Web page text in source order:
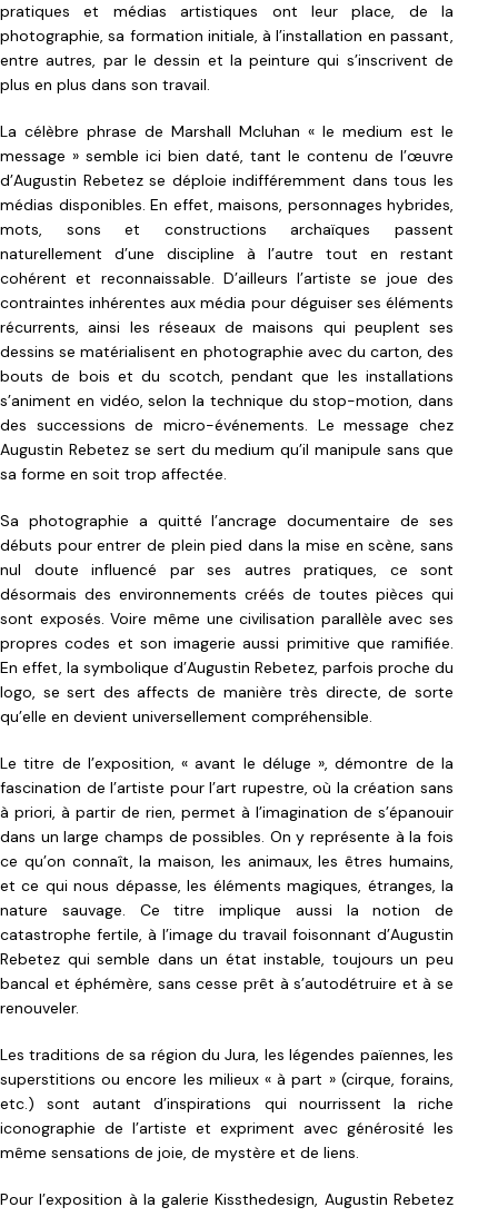
pratiques et médias artistiques ont leur place, de la
photographie, sa formation initiale, à l’installation en passant,
entre autres, par le dessin et la peinture qui s’inscrivent de
plus en plus dans son travail.
La célèbre phrase de Marshall Mcluhan « le medium est le
message » semble ici bien daté, tant le contenu de l’œuvre
d’Augustin Rebetez se déploie indifféremment dans tous les
médias disponibles. En effet, maisons, personnages hybrides,
mots, sons et constructions archaïques passent
naturellement d’une discipline à l’autre tout en restant
cohérent et reconnaissable. D’ailleurs l’artiste se joue des
contraintes inhérentes aux média pour déguiser ses éléments
récurrents, ainsi les réseaux de maisons qui peuplent ses
dessins se matérialisent en photographie avec du carton, des
bouts de bois et du scotch, pendant que les installations
s’animent en vidéo, selon la technique du stop-motion, dans
des successions de micro-événements. Le message chez
Augustin Rebetez se sert du medium qu’il manipule sans que
sa forme en soit trop affectée.
Sa photographie a quitté l’ancrage documentaire de ses
débuts pour entrer de plein pied dans la mise en scène, sans
nul doute influencé par ses autres pratiques, ce sont
désormais des environnements créés de toutes pièces qui
sont exposés. Voire même une civilisation parallèle avec ses
propres codes et son imagerie aussi primitive que ramifiée.
En effet, la symbolique d’Augustin Rebetez, parfois proche du
logo, se sert des affects de manière très directe, de sorte
qu’elle en devient universellement compréhensible.
Le titre de l’exposition, « avant le déluge », démontre de la
fascination de l’artiste pour l’art rupestre, où la création sans
à priori, à partir de rien, permet à l’imagination de s’épanouir
dans un large champs de possibles. On y représente à la fois
ce qu’on connaît, la maison, les animaux, les êtres humains,
et ce qui nous dépasse, les éléments magiques, étranges, la
nature sauvage. Ce titre implique aussi la notion de
catastrophe fertile, à l’image du travail foisonnant d’Augustin
Rebetez qui semble dans un état instable, toujours un peu
bancal et éphémère, sans cesse prêt à s’autodétruire et à se
renouveler.
Les traditions de sa région du Jura, les légendes païennes, les
superstitions ou encore les milieux « à part » (cirque, forains,
etc.) sont autant d’inspirations qui nourrissent la riche
iconographie de l’artiste et expriment avec générosité les
même sensations de joie, de mystère et de liens.
Pour l’exposition à la galerie Kissthedesign, Augustin Rebetez